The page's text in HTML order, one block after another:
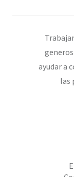
ayudar a
las